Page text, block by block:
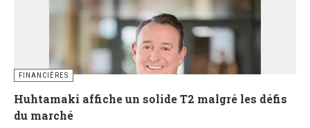
FINANCIÈRES
Huhtamaki affiche un solide T2 malgré les défis
du marché